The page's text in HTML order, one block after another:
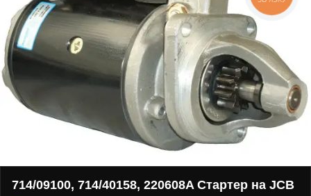
714/09100, 714/40158, 220608A Стартер на JCB